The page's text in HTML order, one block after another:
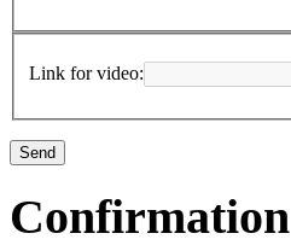
Link for video:
Confirmation